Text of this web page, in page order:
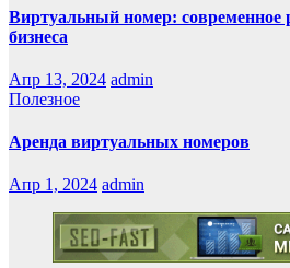
Виртуальный номер: современное
бизнеса
Апр 13, 2024 admin
Полезное
Аренда виртуальных номеров
Апр 1, 2024 admin